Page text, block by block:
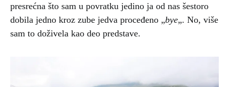
presrećna što sam u povratku jedino ja od nas šestoro
dobila jedno kroz zube jedva proceđeno „bye„. No, više
sam to doživela kao deo predstave.